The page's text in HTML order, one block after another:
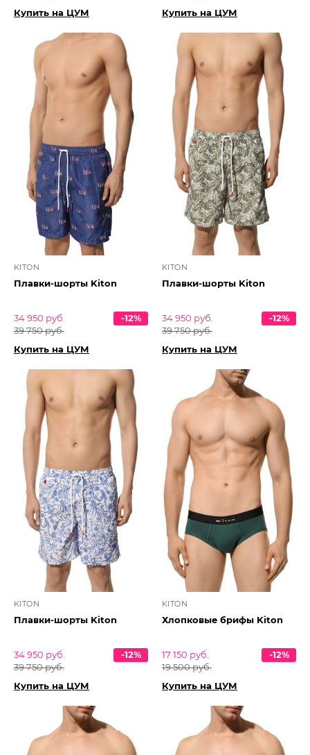
Купить на ЦУМ Купить на ЦУМ
KITON
Плавки-шорты Kiton
34 950 руб.
39 750 руб.
-12%
Купить на ЦУМ
KITON
Плавки-шорты Kiton
34 950 руб.
39 750 руб.
-12%
Купить на ЦУМ
KITON
Плавки-шорты Kiton
34 950 руб.
39 750 руб.
-12%
Купить на ЦУМ
KITON
Хлопковые брифы Kiton
17 150 руб.
19 500 руб.
-12%
Купить на ЦУМ